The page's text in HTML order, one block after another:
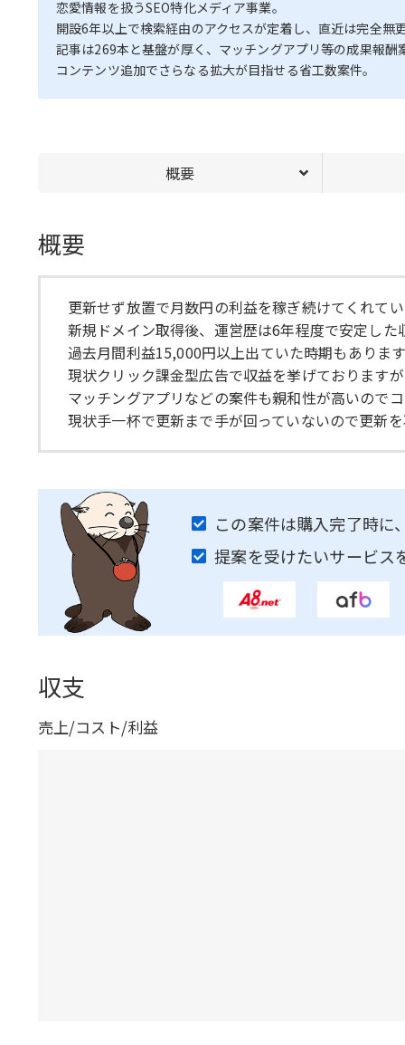
恋愛情報を扱うSEO特化メディア事業。
開設6年以上で検索経由のアクセスが定着し、直近は完全無
記事は269本と基盤が厚く、マッチングアプリ等の成果報酬
コンテンツ追加でさらなる拡大が目指せる省工数案件。
概要
概要
更新せず放置で月数円の利益を稼ぎ続けてくれて
新規ドメイン取得後、運営歴は6年程度で安定した
過去月間利益15,000円以上出ていた時期もありま
現状クリック課金型広告で収益を挙げております
マッチングアプリなどの案件も親和性が高いので
現状手一杯で更新まで手が回っていないので更新
この案件は購入完了時に
提案を受けたいサービス
収支
売上/コスト/利益